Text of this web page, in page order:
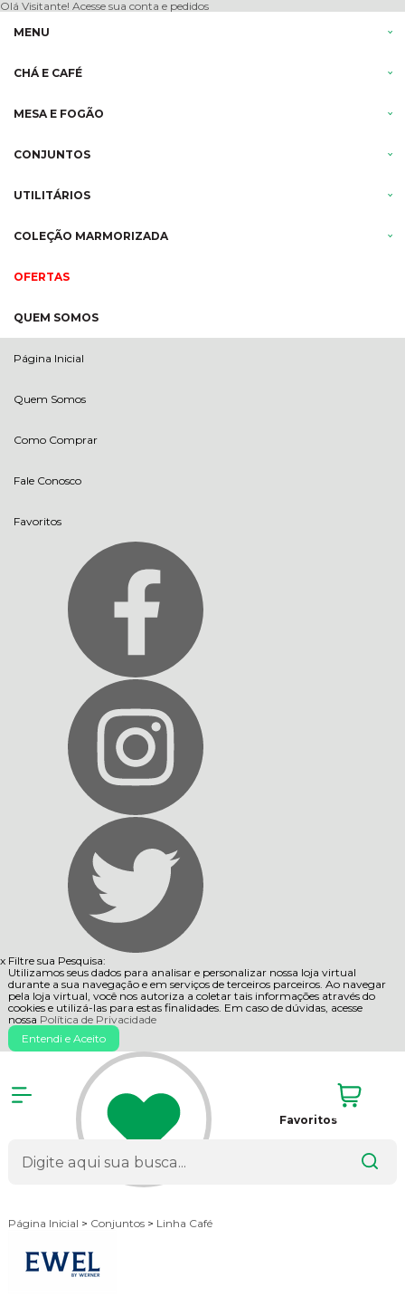
Olá Visitante! Acesse sua conta e pedidos
MENU
CHÁ E CAFÉ
MESA E FOGÃO
CONJUNTOS
UTILITÁRIOS
COLEÇÃO MARMORIZADA
OFERTAS
QUEM SOMOS
Página Inicial
Quem Somos
Como Comprar
Fale Conosco
Favoritos
x Filtre sua Pesquisa:
Utilizamos seus dados para analisar e personalizar nossa loja virtual
durante a sua navegação e em serviços de terceiros parceiros. Ao navegar
pela loja virtual, você nos autoriza a coletar tais informações através do
cookies e utilizá-las para estas finalidades. Em caso de dúvidas, acesse
nossa Política de Privacidade
Entendi e Aceito
Favoritos
Página Inicial > Conjuntos > Linha Café